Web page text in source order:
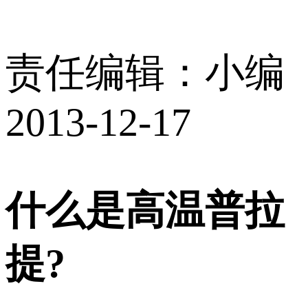
责任编辑：小编
2013-12-17
什么是高温普拉
提?